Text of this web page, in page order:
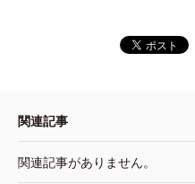
関連記事
関連記事がありません。